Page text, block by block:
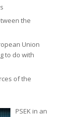
the
Union
to do with
of the
PSEK in an